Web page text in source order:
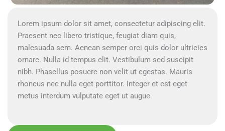
Lorem ipsum dolor sit amet, consectetur adipiscing elit.
Praesent nec libero tristique, feugiat diam quis,
malesuada sem. Aenean semper orci quis dolor ultricies
ornare. Nulla id tempus elit. Vestibulum sed suscipit
nibh. Phasellus posuere non velit ut egestas. Mauris
rhoncus nec nulla eget porttitor. Integer et est eget
metus interdum vulputate eget ut augue.